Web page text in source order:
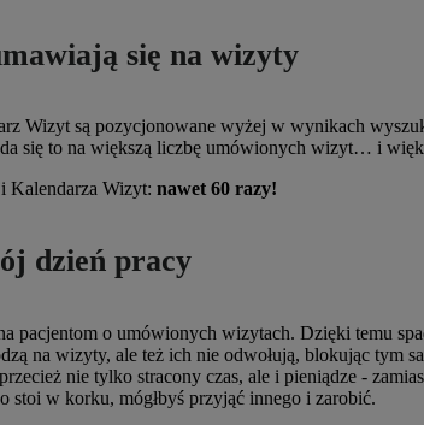
się na wizyty
Wizyt są pozycjonowane wyżej w wynikach
się to na większą liczbę umówionych wizyt… i
Kalendarza Wizyt: nawet 60 razy!
dzień pracy
pacjentom o umówionych wizytach. Dzięki temu
na wizyty, ale też ich nie odwołują, blokując tym
nie tylko stracony czas, ale i pieniądze -
stoi w korku, mógłbyś przyjąć innego i zarobić.